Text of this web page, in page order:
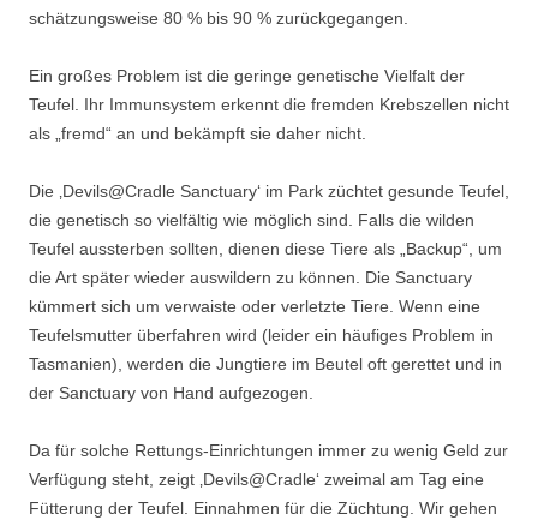
schätzungsweise 80 % bis 90 % zurückgegangen.
Ein großes Problem ist die geringe genetische Vielfalt der
Teufel. Ihr Immunsystem erkennt die fremden Krebszellen nicht
als „fremd“ an und bekämpft sie daher nicht.
Die ‚Devils@Cradle Sanctuary‘ im Park züchtet gesunde Teufel,
die genetisch so vielfältig wie möglich sind. Falls die wilden
Teufel aussterben sollten, dienen diese Tiere als „Backup“, um
die Art später wieder auswildern zu können. Die Sanctuary
kümmert sich um verwaiste oder verletzte Tiere. Wenn eine
Teufelsmutter überfahren wird (leider ein häufiges Problem in
Tasmanien), werden die Jungtiere im Beutel oft gerettet und in
der Sanctuary von Hand aufgezogen.
Da für solche Rettungs-Einrichtungen immer zu wenig Geld zur
Verfügung steht, zeigt ‚Devils@Cradle‘ zweimal am Tag eine
Fütterung der Teufel. Einnahmen für die Züchtung. Wir gehen